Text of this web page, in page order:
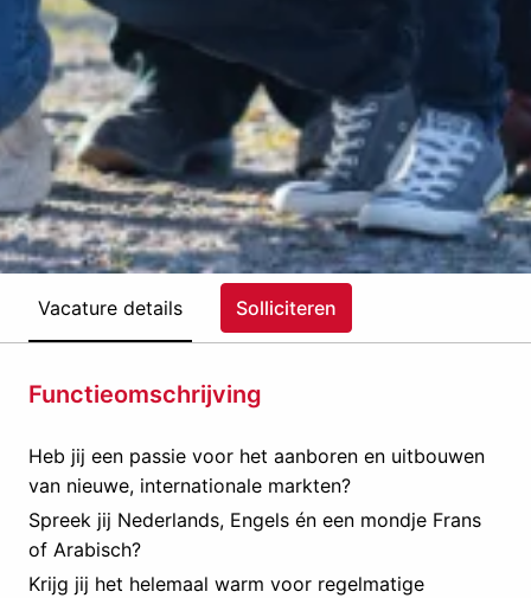
Vacature details Solliciteren
Functieomschrijving
Heb jij een passie voor het aanboren en uitbouwen
van nieuwe, internationale markten?
Spreek jij Nederlands, Engels én een mondje Frans
of Arabisch?
Krijg jij het helemaal warm voor regelmatige